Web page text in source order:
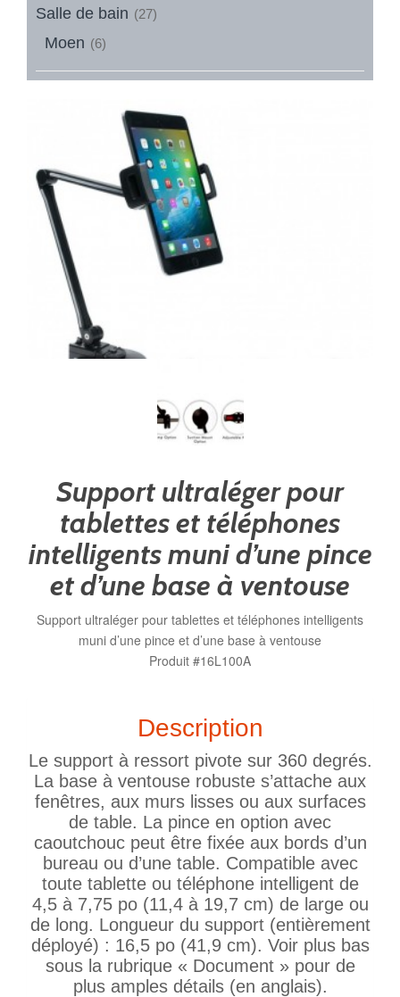
Salle de bain (27)
Moen (6)
Support ultraléger pour
tablettes et téléphones
intelligents muni d’une pince
et d’une base à ventouse
Support ultraléger pour tablettes et téléphones intelligents
muni d’une pince et d’une base à ventouse
Produit #16L100A
Description
Le support à ressort pivote sur 360 degrés.
La base à ventouse robuste s’attache aux
fenêtres, aux murs lisses ou aux surfaces
de table. La pince en option avec
caoutchouc peut être fixée aux bords d’un
bureau ou d’une table. Compatible avec
toute tablette ou téléphone intelligent de
4,5 à 7,75 po (11,4 à 19,7 cm) de large ou
de long. Longueur du support (entièrement
déployé) : 16,5 po (41,9 cm). Voir plus bas
sous la rubrique « Document » pour de
plus amples détails (en anglais).